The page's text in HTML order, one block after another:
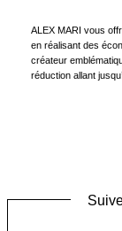
ALEX MARI vous
en réalisant des
créateur
réduction allant